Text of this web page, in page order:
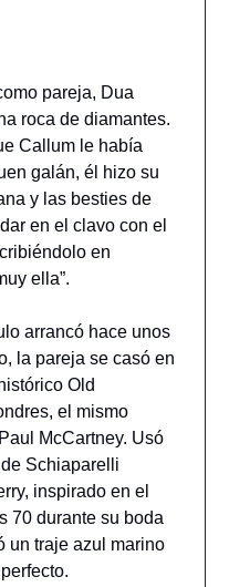
pareja, Dua
roca de diamantes.
Callum le había
galán, él hizo su
y las besties de
en el clavo con el
en
ella”.
arrancó hace unos
la pareja se casó en
Old
el mismo
McCartney. Usó
Schiaparelli
inspirado en el
70 durante su boda
un traje azul marino